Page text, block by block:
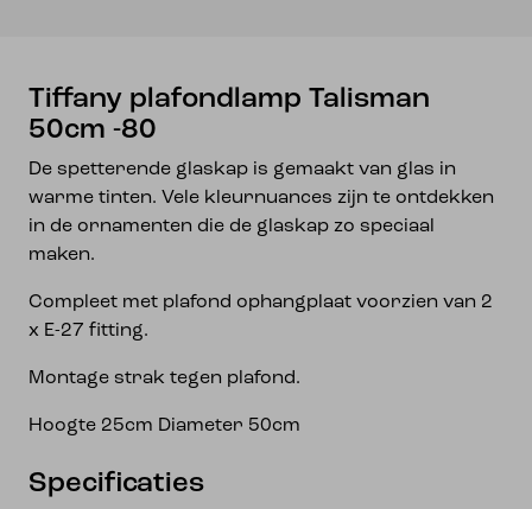
Tiffany plafondlamp Talisman
50cm -80
De spetterende glaskap is gemaakt van glas in
warme tinten. Vele kleurnuances zijn te ontdekken
in de ornamenten die de glaskap zo speciaal
maken.
Compleet met plafond ophangplaat voorzien van 2
x E-27 fitting.
Montage strak tegen plafond.
Hoogte 25cm Diameter 50cm
Specificaties